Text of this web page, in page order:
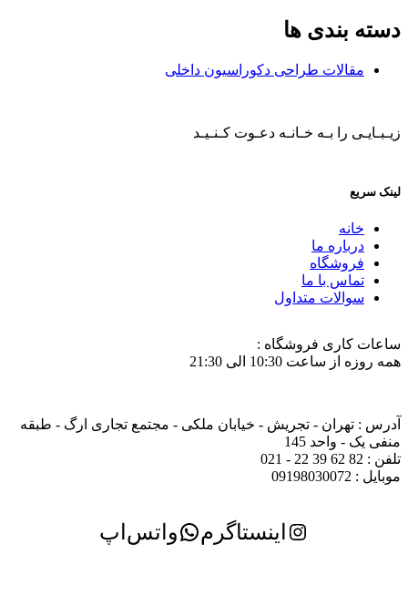
دسته بندی ها
مقالات طراحی دکوراسیون داخلی
زیـبـایـی را بـه خـانـه دعـوت کـنـیـد
لینک سریع
خانه
درباره ما
فروشگاه
تماس با ما
سوالات متداول
ساعات کاری فروشگاه :
همه روزه از ساعت 10:30 الی 21:30
آدرس : تهران - تجریش - خیابان ملکی - مجتمع تجاری ارگ - طبقه
منفی یک - واحد 145
تلفن : 82 62 39 22 - 021
موبایل : 09198030072
اینستاگرم واتس‌اپ